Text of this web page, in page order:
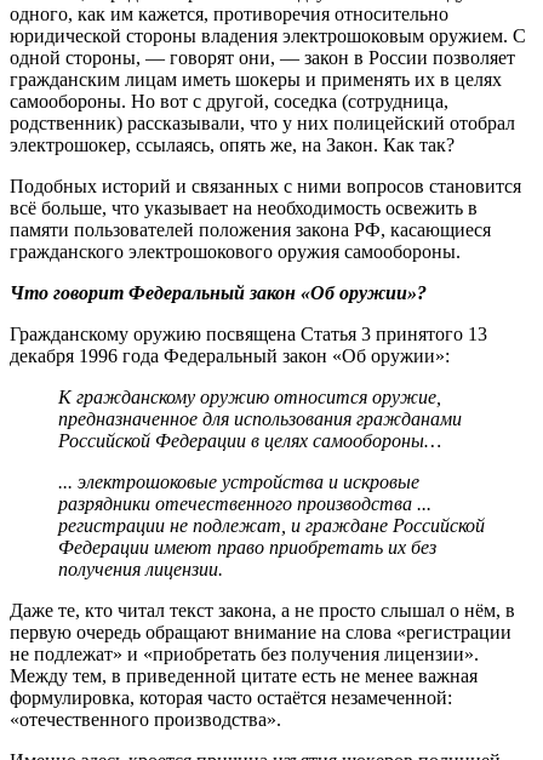
одного, как им кажется, противоречия относительно
юридической стороны владения электрошоковым оружием. С
одной стороны, — говорят они, — закон в России позволяет
гражданским лицам иметь шокеры и применять их в целях
самообороны. Но вот с другой, соседка (сотрудница,
родственник) рассказывали, что у них полицейский отобрал
электрошокер, ссылаясь, опять же, на Закон. Как так?
Подобных историй и связанных с ними вопросов становится
всё больше, что указывает на необходимость освежить в
памяти пользователей положения закона РФ, касающиеся
гражданского электрошокового оружия самообороны.
Что говорит Федеральный закон «Об оружии»?
Гражданскому оружию посвящена Статья 3 принятого 13
декабря 1996 года Федеральный закон «Об оружии»:
К гражданскому оружию относится оружие,
предназначенное для использования гражданами
Российской Федерации в целях самообороны…
... электрошоковые устройства и искровые
разрядники отечественного производства ...
регистрации не подлежат, и граждане Российской
Федерации имеют право приобретать их без
получения лицензии.
Даже те, кто читал текст закона, а не просто слышал о нём, в
первую очередь обращают внимание на слова «регистрации
не подлежат» и «приобретать без получения лицензии».
Между тем, в приведенной цитате есть не менее важная
формулировка, которая часто остаётся незамеченной:
«отечественного производства».